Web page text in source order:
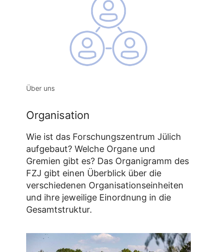
Über uns
Organisation
Wie ist das Forschungszentrum Jülich
aufgebaut? Welche Organe und
Gremien gibt es? Das Organigramm des
FZJ gibt einen Überblick über die
verschiedenen Organisationseinheiten
und ihre jeweilige Einordnung in die
Gesamtstruktur.